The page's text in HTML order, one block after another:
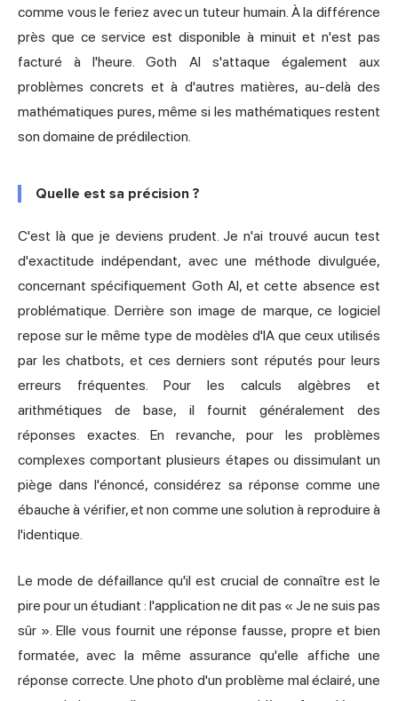
comme vous le feriez avec un tuteur humain. À la différence
près que ce service est disponible à minuit et n'est pas
facturé à l'heure. Goth AI s'attaque également aux
problèmes concrets et à d'autres matières, au-delà des
mathématiques pures, même si les mathématiques restent
son domaine de prédilection.
Quelle est sa précision ?
C'est là que je deviens prudent. Je n'ai trouvé aucun test
d'exactitude indépendant, avec une méthode divulguée,
concernant spécifiquement Goth AI, et cette absence est
problématique. Derrière son image de marque, ce logiciel
repose sur le même type de modèles d'IA que ceux utilisés
par les chatbots, et ces derniers sont réputés pour leurs
erreurs fréquentes. Pour les calculs algèbres et
arithmétiques de base, il fournit généralement des
réponses exactes. En revanche, pour les problèmes
complexes comportant plusieurs étapes ou dissimulant un
piège dans l'énoncé, considérez sa réponse comme une
ébauche à vérifier, et non comme une solution à reproduire à
l'identique.
Le mode de défaillance qu'il est crucial de connaître est le
pire pour un étudiant : l'application ne dit pas « Je ne suis pas
sûr ». Elle vous fournit une réponse fausse, propre et bien
formatée, avec la même assurance qu'elle affiche une
réponse correcte. Une photo d'un problème mal éclairé, une